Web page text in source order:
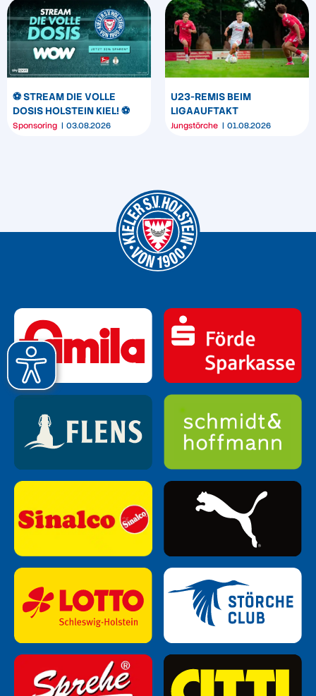
⚽️ STREAM DIE VOLLE
DOSIS HOLSTEIN KIEL! ⚽️
Sponsoring 03.08.2026
U23-REMIS BEIM
LIGAAUFTAKT
Jungstörche 01.08.2026